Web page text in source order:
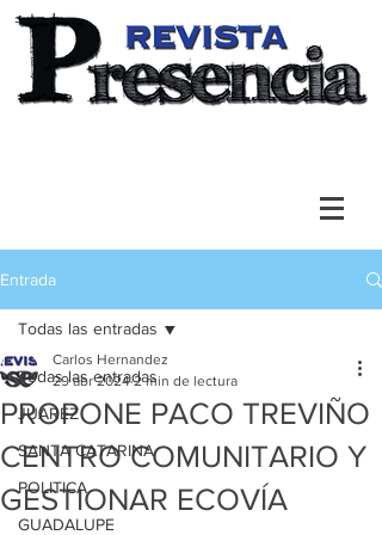
Entrada
Todas las entradas
JUAREZ
SANTA CATARINA
POLITICA
GUADALUPE
Todas las entradas
PROPONE PACO TREVIÑO
CENTRO COMUNITARIO Y
GESTIONAR ECOVÍA
Carlos Hernandez
29 abr 2024 2 min de lectura